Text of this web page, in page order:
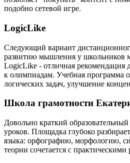
подобно сетевой игре.
LogicLike
Следующий вариант
развитию мышления у школьников
LogicLike - отличная рекомендация
к олимпиадам. Учебная программа
логических задач, улучшение
Школа грамотности
Довольно краткий
уроков. Площадка глубоко
языка: орфографию, морфологию,
теории сочетается с практическими